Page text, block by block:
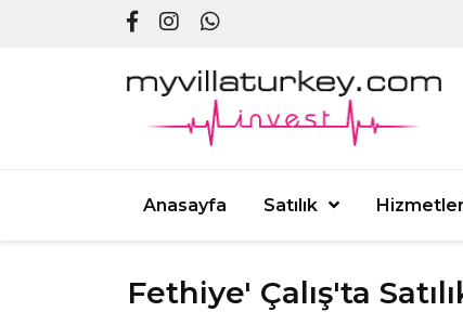
Anasayfa Satılık
Fethiye' Çalış'ta